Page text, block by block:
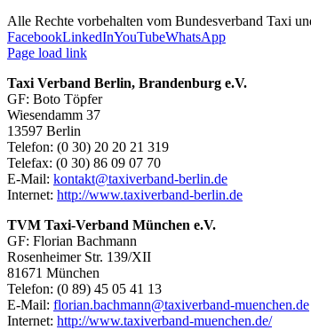
Alle Rechte vorbehalten vom Bundesverband Taxi
FacebookLinkedInYouTubeWhatsApp
Page load link
Taxi Verband Berlin, Brandenburg e.V.
GF: Boto Töpfer
Wiesendamm 37
13597 Berlin
Telefon: (0 30) 20 20 21 319
Telefax: (0 30) 86 09 07 70
E-Mail: kontakt@taxiverband-berlin.de
Internet: http://www.taxiverband-berlin.de
TVM Taxi-Verband München e.V.
GF: Florian Bachmann
Rosenheimer Str. 139/XII
81671 München
Telefon: (0 89) 45 05 41 13
E-Mail: florian.bachmann@taxiverband-muenchen.de
Internet: http://www.taxiverband-muenchen.de/